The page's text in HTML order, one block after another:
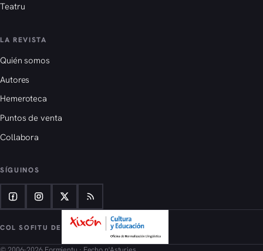
Teatru
LA REVISTA
Quién somos
Autores
Hemeroteca
Puntos de venta
Collabora
SÍGUINOS
COL SOFITU DE